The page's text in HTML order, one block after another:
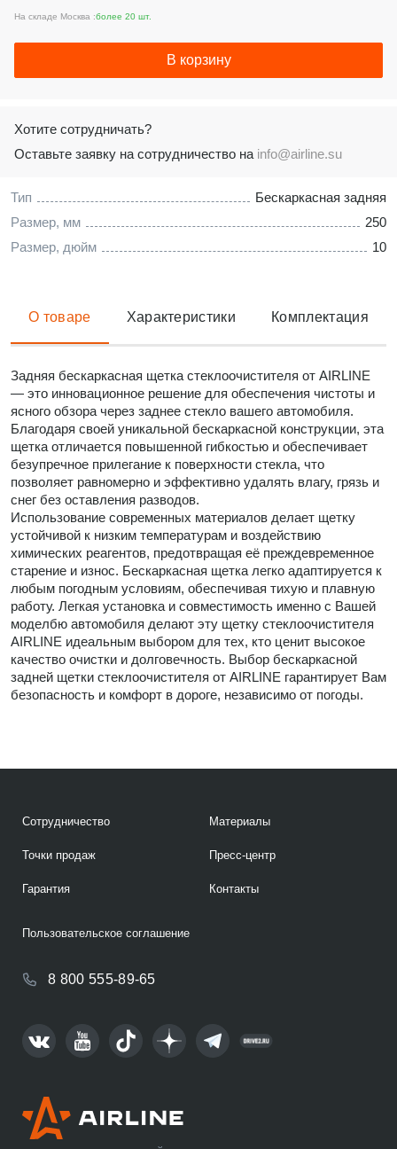
Тип
Бескаркасная задняя
Размер, мм
250
Размер, дюйм
10
На складе Москва :более 20 шт.
В корзину
Хотите сотрудничать?
Оставьте заявку на сотрудничество на info@airline.su
О товаре Характеристики Комплектация
Задняя бескаркасная щетка стеклоочистителя от AIRLINE
— это инновационное решение для обеспечения чистоты и
ясного обзора через заднее стекло вашего автомобиля.
Благодаря своей уникальной бескаркасной конструкции, эта
щетка отличается повышенной гибкостью и обеспечивает
безупречное прилегание к поверхности стекла, что
позволяет равномерно и эффективно удалять влагу, грязь и
снег без оставления разводов.
Использование современных материалов делает щетку
устойчивой к низким температурам и воздействию
химических реагентов, предотвращая её преждевременное
старение и износ. Бескаркасная щетка легко адаптируется к
любым погодным условиям, обеспечивая тихую и плавную
работу. Легкая установка и совместимость именно с Вашей
моделбю автомобиля делают эту щетку стеклоочистителя
AIRLINE идеальным выбором для тех, кто ценит высокое
качество очистки и долговечность. Выбор бескаркасной
задней щетки стеклоочистителя от AIRLINE гарантирует Вам
безопасность и комфорт в дороге, независимо от погоды.
Сотрудничество
Точки продаж
Гарантия
Материалы
Пресс-центр
Контакты
8 800 555-89-65
Пользовательское соглашение